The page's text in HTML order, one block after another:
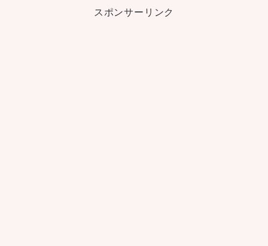
スポンサーリンク